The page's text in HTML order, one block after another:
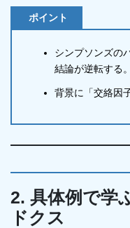
ポイント
シンプソンズの
結論が逆転する。
背景に「交絡因
2. 具体例で学
ドクス